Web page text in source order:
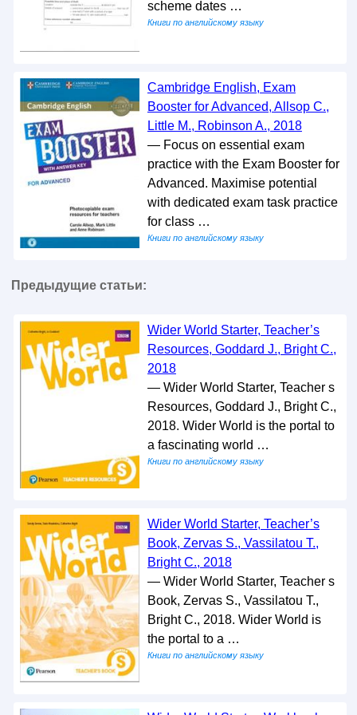
scheme dates …
Книги по английскому языку
Cambridge English, Exam
Booster for Advanced, Allsop C.,
Little M., Robinson A., 2018
— Focus on essential exam
practice with the Exam Booster for
Advanced. Maximise potential
with dedicated exam task practice
for class …
Книги по английскому языку
Предыдущие статьи:
Wider World Starter, Teacher’s
Resources, Goddard J., Bright C.,
2018
— Wider World Starter, Teacher s
Resources, Goddard J., Bright C.,
2018. Wider World is the portal to
a fascinating world …
Книги по английскому языку
Wider World Starter, Teacher’s
Book, Zervas S., Vassilatou T.,
Bright C., 2018
— Wider World Starter, Teacher s
Book, Zervas S., Vassilatou T.,
Bright C., 2018. Wider World is
the portal to a …
Книги по английскому языку